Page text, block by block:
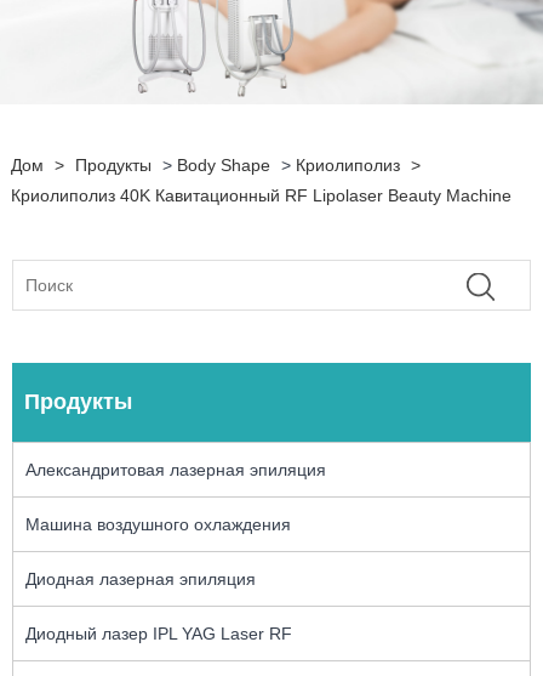
Дом > Продукты > Body Shape > Криолиполиз >
Криолиполиз 40K Кавитационный RF Lipolaser Beauty Machine
Продукты
Александритовая лазерная эпиляция
Машина воздушного охлаждения
Диодная лазерная эпиляция
Диодный лазер IPL YAG Laser RF